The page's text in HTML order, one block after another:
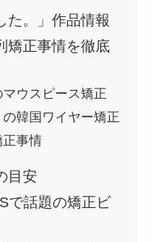
た。」作品情報
矯正事情を徹底
ウスピース矯正
韓国ワイヤー矯正
正事情
目安
で話題の矯正ビ